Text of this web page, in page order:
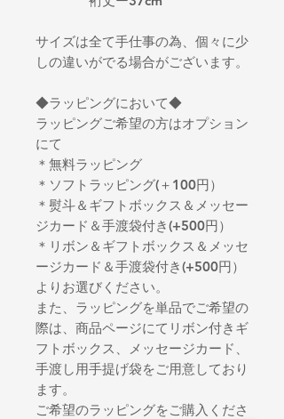
サイズは全て手仕事の為、個々に少
しの違いがでる場合がございます。
◆ラッピングにおいて◆
ラッピングご希望の方はオプション
にて
＊無料ラッピング
＊ソフトラッピング(＋100円）
＊熨斗＆ギフトボックス＆メッセー
ジカード＆手渡袋付き(+500円）
＊リボン＆ギフトボックス＆メッセ
ージカード＆手渡袋付き(+500円）
よりお選びください。
また、ラッピングを単品でご希望の
際は、商品ページにてリボン付きギ
フトボックス、メッセージカード、
手渡し用手提げ袋をご用意しており
ます。
ご希望のラッピングをご購入くださ